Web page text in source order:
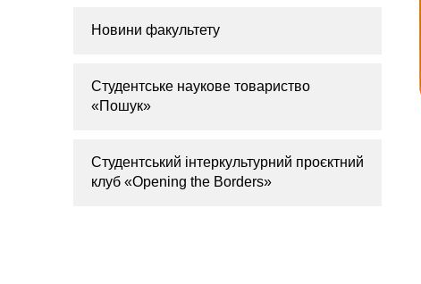
Новини факультету
Студентське наукове товариство
«Пошук»
Студентський інтеркультурний проєктний
клуб «Opening the Borders»